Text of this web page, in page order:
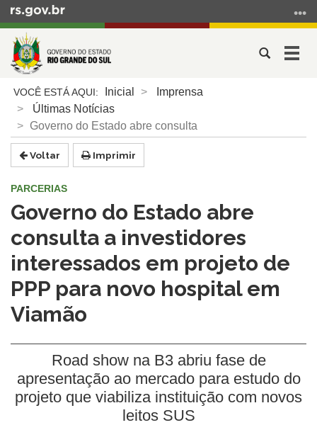
para
conteúdo
para
menu
para
busca
Abrir
conteúdo
Inicial
Imprensa
Últimas Notícias
Governo do Estado abre consulta
Voltar Imprimir
PARCERIAS
Governo do Estado abre
consulta a investidores
interessados em projeto de
PPP para novo hospital em
Viamão
Road show na B3 abriu fase de
apresentação ao mercado para estudo do
projeto que viabiliza instituição com novos
leitos SUS